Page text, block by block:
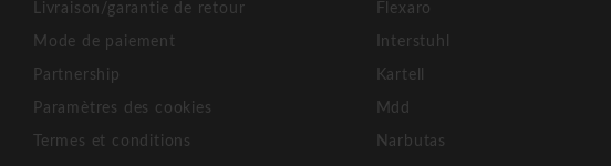
Livraison/garantie de retour
Mode de paiement
Partnership
Paramètres des cookies
Termes et conditions
Flexaro
Interstuhl
Kartell
Mdd
Narbutas